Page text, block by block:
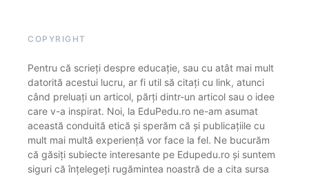
COPYRIGHT
Pentru că scrieți despre educație, sau cu atât mai mult
datorită acestui lucru, ar fi util să citați cu link, atunci
când preluați un articol, părți dintr-un articol sau o idee
care v-a inspirat. Noi, la EduPedu.ro ne-am asumat
această conduită etică și sperăm că și publicațiile cu
mult mai multă experiență vor face la fel. Ne bucurăm
că găsiți subiecte interesante pe Edupedu.ro și suntem
siguri că înțelegeți rugămintea noastră de a cita sursa